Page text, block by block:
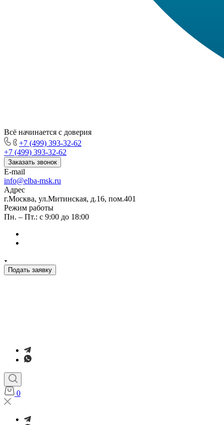
Всё начинается с доверия
+7 (499) 393-32-62
+7 (499) 393-32-62
Заказать звонок
E-mail
info@elba-msk.ru
Адрес
г.Москва, ул.Митинская, д.16, пом.401
Режим работы
Пн. – Пт.: с 9:00 до 18:00
Подать заявку
0